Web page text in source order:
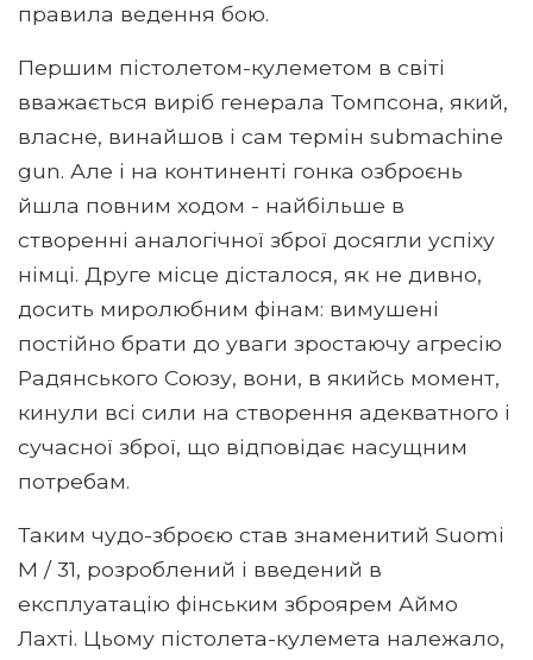
правила ведення бою.
Першим пістолетом-кулеметом в світі
вважається виріб генерала Томпсона, який,
власне, винайшов і сам термін submachine
gun. Але і на континенті гонка озброєнь
йшла повним ходом - найбільше в
створенні аналогічної зброї досягли успіху
німці. Друге місце дісталося, як не дивно,
досить миролюбним фінам: вимушені
постійно брати до уваги зростаючу агресію
Радянського Союзу, вони, в якийсь момент,
кинули всі сили на створення адекватного і
сучасної зброї, що відповідає насущним
потребам.
Таким чудо-зброєю став знаменитий Suomi
M / 31, розроблений і введений в
експлуатацію фінським зброярем Аймо
Лахті. Цьому пістолета-кулемета належало,